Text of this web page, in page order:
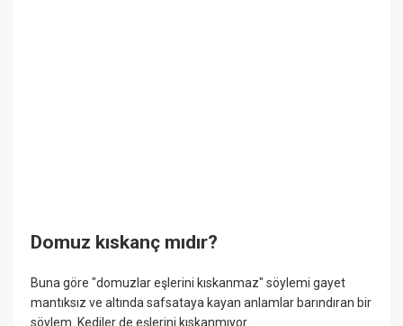
Domuz kıskanç mıdır?
Buna göre "domuzlar eşlerini kıskanmaz" söylemi gayet
mantıksız ve altında safsataya kayan anlamlar barındıran bir
söylem. Kediler de eşlerini kıskanmıyor.